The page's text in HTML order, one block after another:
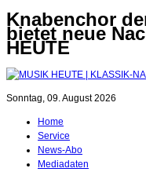
Knabenchor
bietet neue
HEUTE
Sonntag, 09. August 2026
Home
Service
News-Abo
Mediadaten